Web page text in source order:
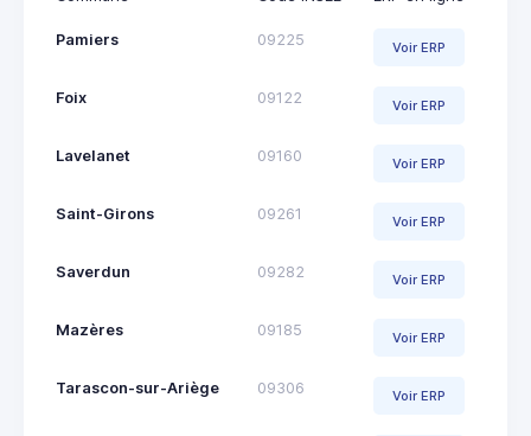
Pamiers 09225 Voir ERP
Foix 09122 Voir ERP
Lavelanet 09160 Voir ERP
Saint-Girons 09261 Voir ERP
Saverdun 09282 Voir ERP
Mazères 09185 Voir ERP
Tarascon-sur-Ariège 09306 Voir ERP